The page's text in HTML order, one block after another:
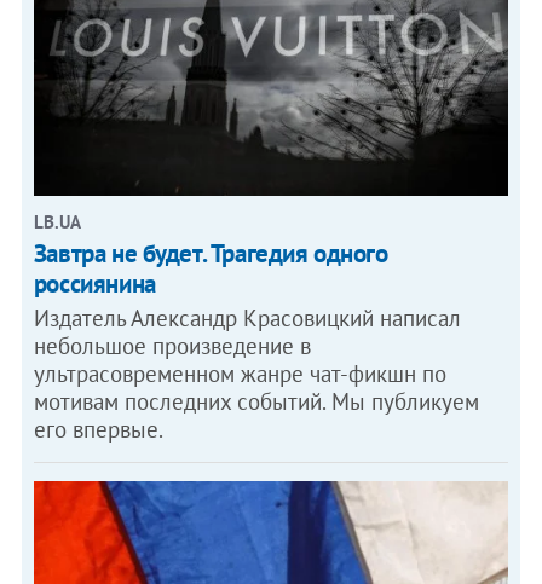
LB.UA
Завтра не будет. Трагедия одного
россиянина
Издатель Александр Красовицкий написал
небольшое произведение в
ультрасовременном жанре чат-фикшн по
мотивам последних событий. Мы публикуем
его впервые.